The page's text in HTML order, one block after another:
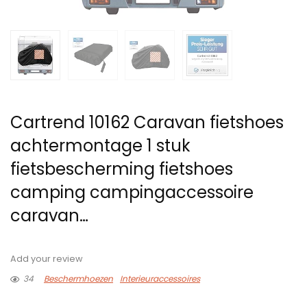
Cartrend 10162 Caravan fietshoes
achtermontage 1 stuk
fietsbescherming fietshoes
camping campingaccessoire
caravan…
Add your review
34
Beschermhoezen Interieuraccessoires